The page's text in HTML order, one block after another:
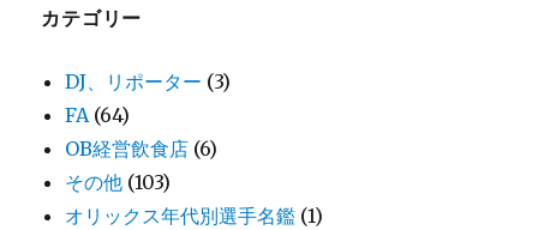
カテゴリー
DJ、リポーター (3)
FA(64)
OB経営飲食店 (6)
その他 (103)
オリックス年代別選手名鑑 (1)